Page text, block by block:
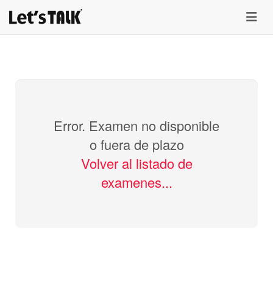
menu
Error. Examen no disponible
o fuera de plazo
Volver al listado de
examenes...